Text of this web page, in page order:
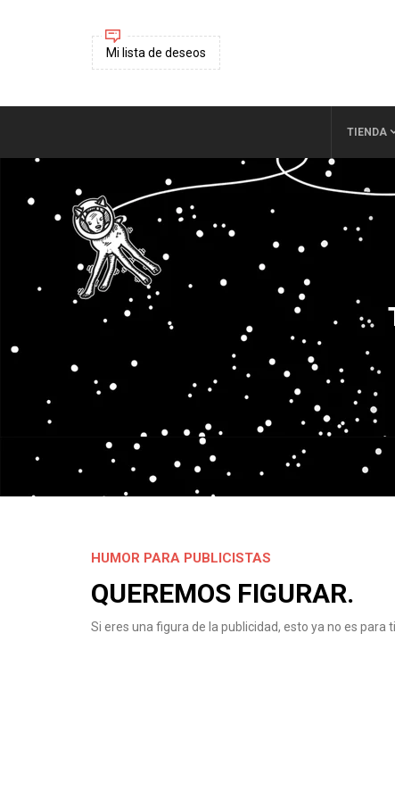
Mi lista de deseos
TIENDA
HUMOR PARA PUBLICISTAS
QUEREMOS FIGURAR.
Si eres una figura de la publicidad, esto ya no es para ti.